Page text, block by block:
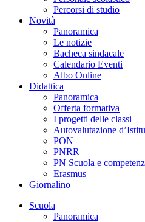
Percorsi di studio
Novità
Panoramica
Le notizie
Bacheca sindacale
Calendario Eventi
Albo Online
Didattica
Panoramica
Offerta formativa
I progetti delle classi
Autovalutazione
PON
PNRR
PN Scuola e
Erasmus
Giornalino
Scuola
Panoramica